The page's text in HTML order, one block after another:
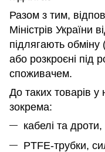
Разом з тим,
Міністрів
підлягають
або розкроєні під
споживачем.
До таких товарів
зокрема:
кабелі та
PTFE-трубки,